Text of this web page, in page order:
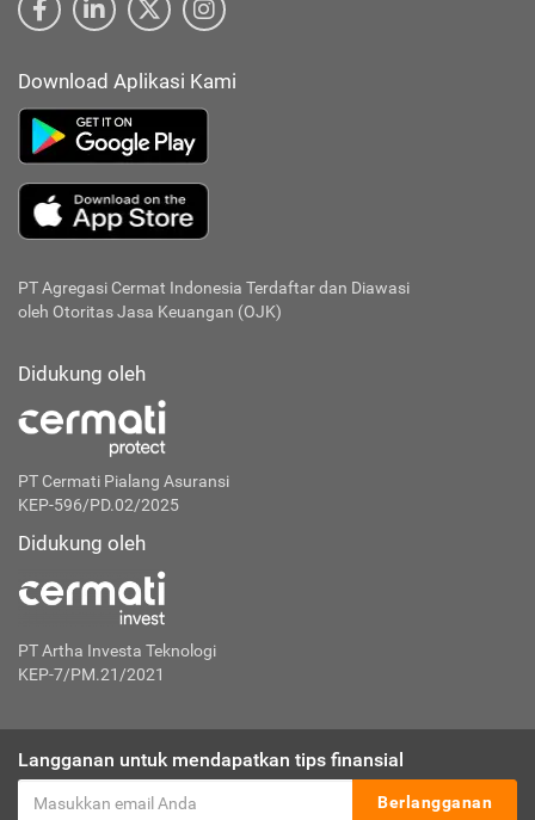
Download Aplikasi Kami
PT Agregasi Cermat Indonesia Terdaftar dan Diawasi
oleh Otoritas Jasa Keuangan (OJK)
Didukung oleh
PT Cermati Pialang Asuransi
KEP-596/PD.02/2025
Didukung oleh
PT Artha Investa Teknologi
KEP-7/PM.21/2021
Langganan untuk mendapatkan tips finansial
Berlangganan